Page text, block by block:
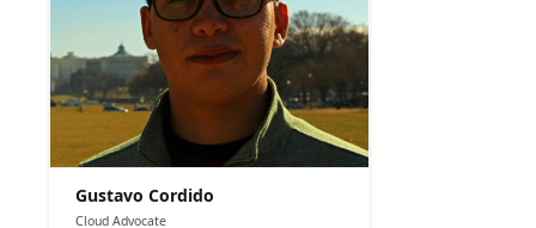
Gustavo Cordido
Cloud Advocate